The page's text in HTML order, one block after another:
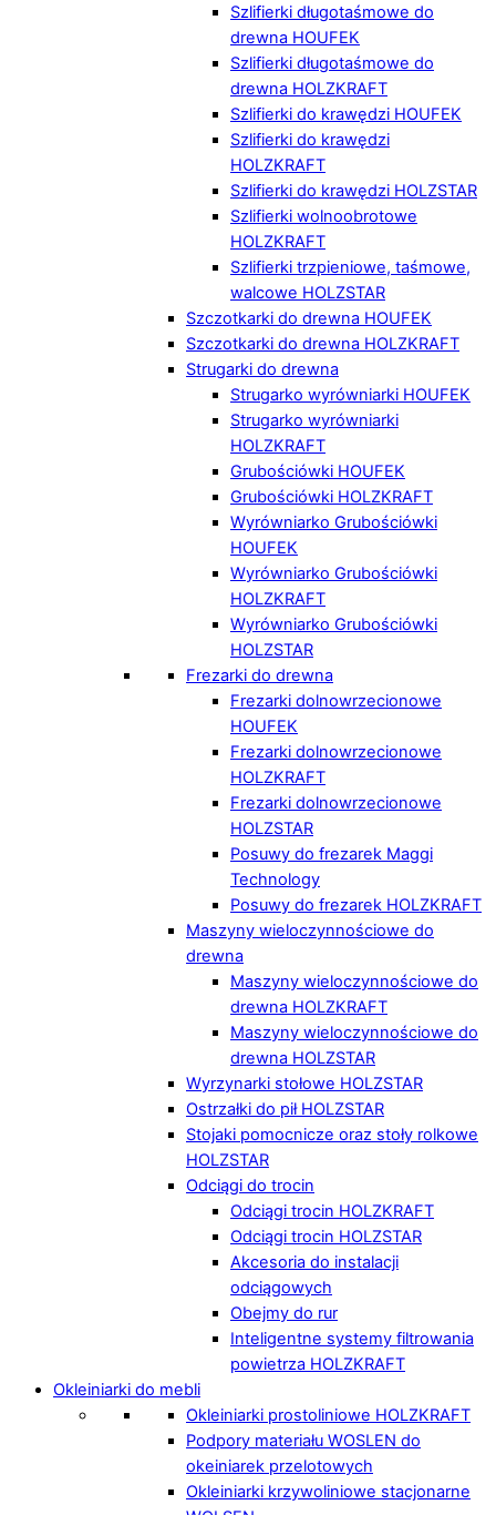
Szlifierki długotaśmowe do
drewna HOUFEK
Szlifierki długotaśmowe do
drewna HOLZKRAFT
Szlifierki do krawędzi HOUFEK
Szlifierki do krawędzi
HOLZKRAFT
Szlifierki do krawędzi HOLZSTAR
Szlifierki wolnoobrotowe
HOLZKRAFT
Szlifierki trzpieniowe, taśmowe,
walcowe HOLZSTAR
Szczotkarki do drewna HOUFEK
Szczotkarki do drewna HOLZKRAFT
Strugarki do drewna
Strugarko wyrówniarki HOUFEK
Strugarko wyrówniarki
HOLZKRAFT
Grubościówki HOUFEK
Grubościówki HOLZKRAFT
Wyrówniarko Grubościówki
HOUFEK
Wyrówniarko Grubościówki
HOLZKRAFT
Wyrówniarko Grubościówki
HOLZSTAR
Frezarki do drewna
Frezarki dolnowrzecionowe
HOUFEK
Frezarki dolnowrzecionowe
HOLZKRAFT
Frezarki dolnowrzecionowe
HOLZSTAR
Posuwy do frezarek Maggi
Technology
Posuwy do frezarek HOLZKRAFT
Maszyny wieloczynnościowe do
drewna
Maszyny wieloczynnościowe do
drewna HOLZKRAFT
Maszyny wieloczynnościowe do
drewna HOLZSTAR
Wyrzynarki stołowe HOLZSTAR
Ostrzałki do pił HOLZSTAR
Stojaki pomocnicze oraz stoły rolkowe
HOLZSTAR
Odciągi do trocin
Odciągi trocin HOLZKRAFT
Odciągi trocin HOLZSTAR
Akcesoria do instalacji
odciągowych
Obejmy do rur
Inteligentne systemy filtrowania
powietrza HOLZKRAFT
Okleiniarki do mebli
Okleiniarki prostoliniowe HOLZKRAFT
Podpory materiału WOSLEN do
okeiniarek przelotowych
Okleiniarki krzywoliniowe stacjonarne